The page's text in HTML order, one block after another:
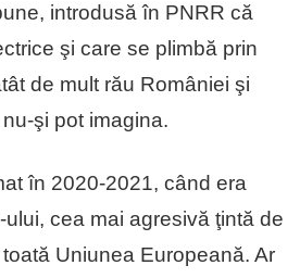
introdusă în PNRR că
şi care se plimbă prin
de mult rău României şi
şi pot imagina.
în 2020-2021, când era
cea mai agresivă ţintă de
Uniunea Europeană. Ar